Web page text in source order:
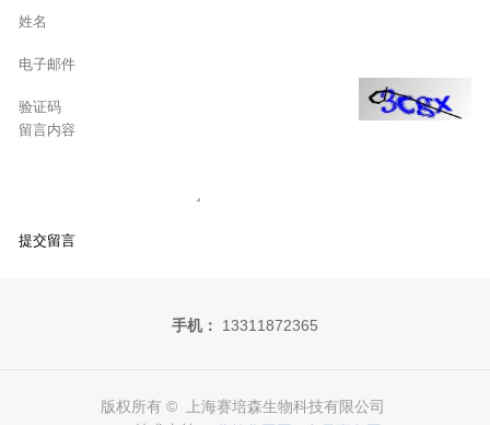
手机： 13311872365
版权所有 © 上海赛培森生物科技有限公司